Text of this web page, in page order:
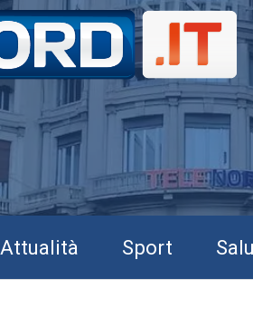
Attualità Sport